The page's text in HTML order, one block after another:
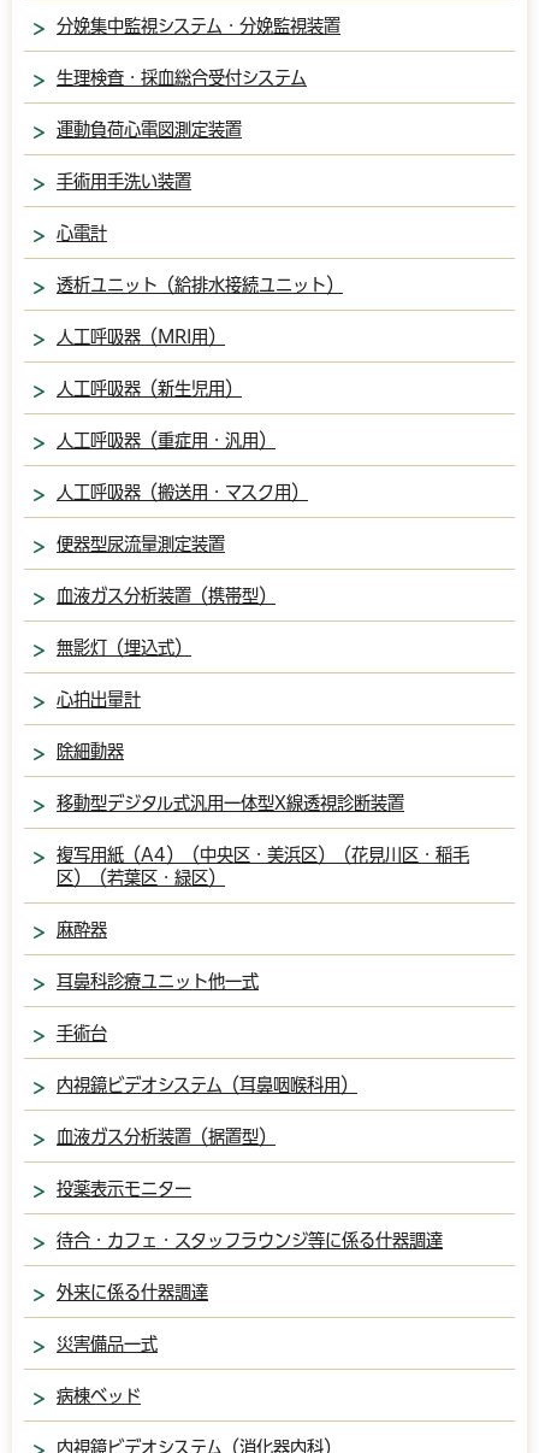
分娩集中監視システム・分娩監視装置
生理検査・採血総合受付システム
運動負荷心電図測定装置
手術用手洗い装置
心電計
透析ユニット（給排水接続ユニット）
人工呼吸器（MRI用）
人工呼吸器（新生児用）
人工呼吸器（重症用・汎用）
人工呼吸器（搬送用・マスク用）
便器型尿流量測定装置
血液ガス分析装置（携帯型）
無影灯（埋込式）
心拍出量計
除細動器
移動型デジタル式汎用一体型X線透視診断装置
複写用紙（A4）（中央区・美浜区）（花見川区・稲毛
区）（若葉区・緑区）
麻酔器
耳鼻科診療ユニット他一式
手術台
内視鏡ビデオシステム（耳鼻咽喉科用）
血液ガス分析装置（据置型）
投薬表示モニター
待合・カフェ・スタッフラウンジ等に係る什器調達
外来に係る什器調達
災害備品一式
病棟ベッド
内視鏡ビデオシステム（消化器内科）